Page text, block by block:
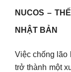
NUCOS –
NHẬT BẢN
Việc chống lão
trở thành một